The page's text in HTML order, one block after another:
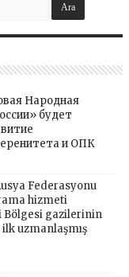
Народная
будет
и ОПК
Federasyonu
hizmeti
Bölgesi gazilerinin
ilk uzmanlaşmış